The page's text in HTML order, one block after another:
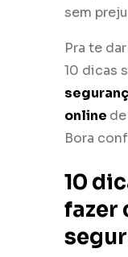
sem
Pra te
10 dicas
online
Bora
10
fazer